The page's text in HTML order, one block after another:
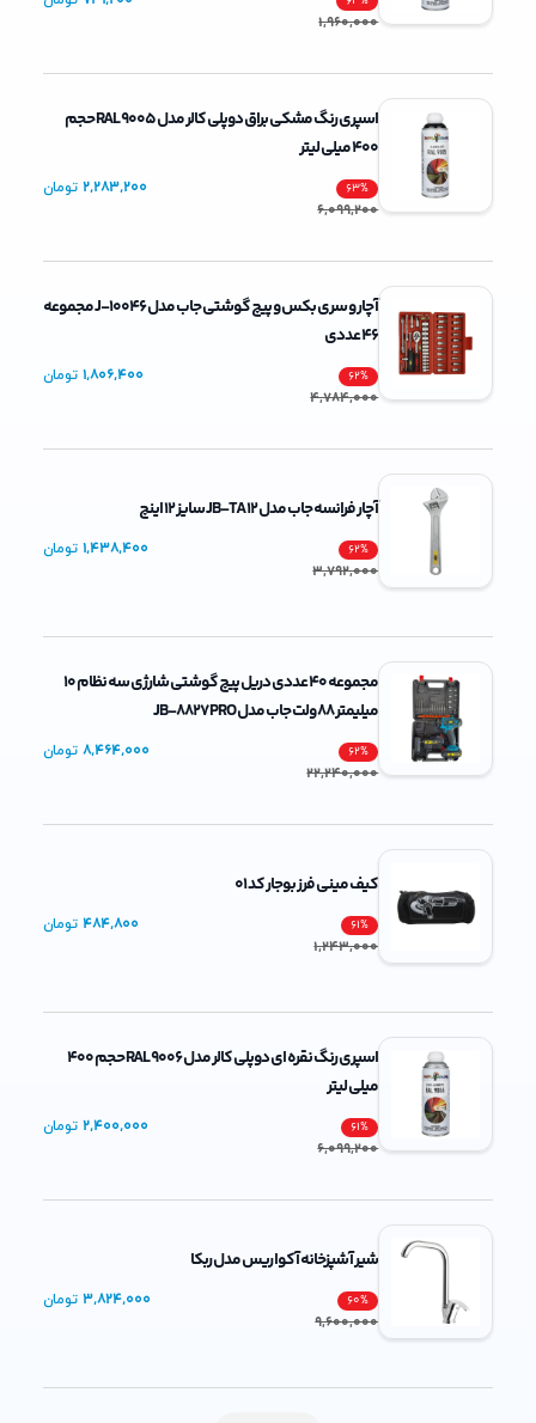
1,960,000
اسپری رنگ مشکی براق دوپلی کالر مدل RAL 9005 حجم
400 میلی لیتر
63%
2,283,200 تومان
6,099,200
آچار و سری بکس و پیچ گوشتی جاب مدل J-10046 مجموعه
46 عددی
62%
1,806,400 تومان
4,784,000
آچار فرانسه جاب مدل JB-TA 12 سایز 12 اینچ
62%
1,438,400 تومان
3,792,000
مجموعه 40 عددی دریل پیچ گوشتی شارژی سه نظام 10
میلیمتر 88 ولت جاب مدل JB-8827 PRO
62%
8,464,000 تومان
22,240,000
کیف مینی فرز بوجار کد 01
61%
484,800 تومان
1,243,000
اسپری رنگ نقره ای دوپلی کالر مدل RAL 9006 حجم 400
میلی لیتر
61%
2,400,000 تومان
6,099,200
شیر آشپزخانه آکوا ریس مدل ربکا
60%
3,824,000 تومان
9,600,000